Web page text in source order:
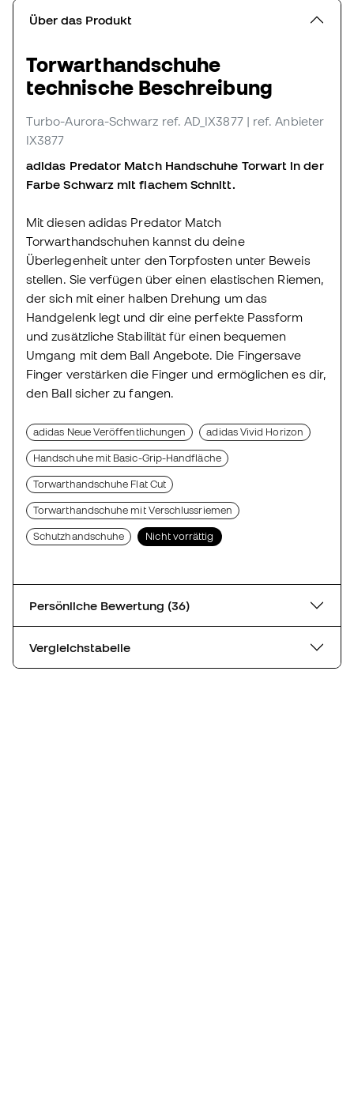
Über das Produkt
Torwarthandschuhe
technische Beschreibung
Turbo-Aurora-Schwarz ref. AD_IX3877 | ref. Anbieter
IX3877
adidas Predator Match Handschuhe Torwart in der
Farbe Schwarz mit flachem Schnitt.
Mit diesen adidas Predator Match
Torwarthandschuhen kannst du deine
Überlegenheit unter den Torpfosten unter Beweis
stellen. Sie verfügen über einen elastischen Riemen,
der sich mit einer halben Drehung um das
Handgelenk legt und dir eine perfekte Passform
und zusätzliche Stabilität für einen bequemen
Umgang mit dem Ball Angebote. Die Fingersave
Finger verstärken die Finger und ermöglichen es dir,
den Ball sicher zu fangen.
adidas Neue Veröffentlichungen adidas Vivid Horizon
Handschuhe mit Basic-Grip-Handfläche
Torwarthandschuhe Flat Cut
Torwarthandschuhe mit Verschlussriemen
Schutzhandschuhe Nicht vorrättig
Persönliche Bewertung (36)
Vergleichstabelle